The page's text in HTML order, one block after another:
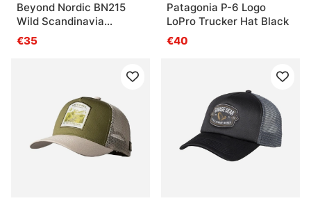
Beyond Nordic BN215
Wild Scandinavia
Trucker Cap W-Iguana
Green
€35
Patagonia P-6 Logo
LoPro Trucker Hat Black
€40